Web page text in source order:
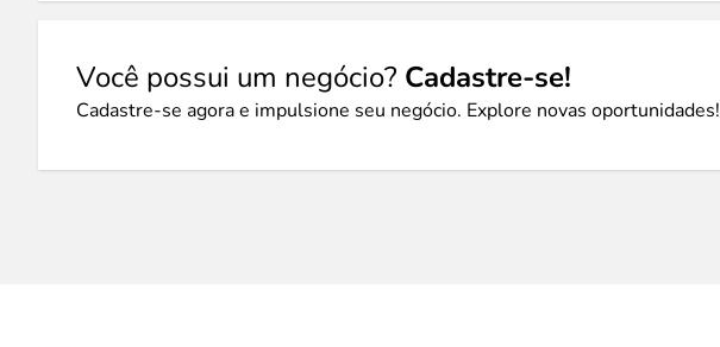
Você possui um negócio? Cadastre-se!
Cadastre-se agora e impulsione seu negócio. Explore novas oportunidades!